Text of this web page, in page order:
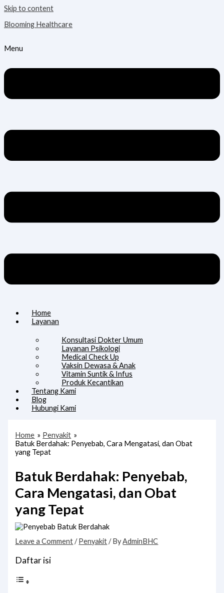
Skip to content
Blooming Healthcare
Menu
Home
Layanan
Konsultasi Dokter Umum
Layanan Psikologi
Medical Check Up
Vaksin Dewasa & Anak
Vitamin Suntik & Infus
Produk Kecantikan
Tentang Kami
Blog
Hubungi Kami
Home
Penyakit
Batuk Berdahak: Penyebab, Cara Mengatasi, dan Obat
yang Tepat
Batuk Berdahak: Penyebab,
Cara Mengatasi, dan Obat
yang Tepat
Leave a Comment /Penyakit/ ByAdminBHC
Daftar isi